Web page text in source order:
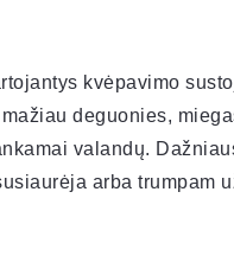
kvėpavimo
deguonies,
valandų.
arba trumpam